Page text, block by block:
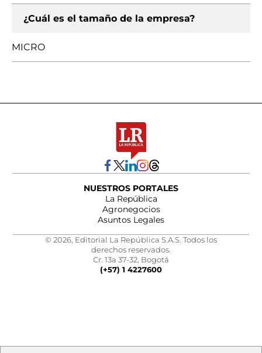
¿Cuál es el tamaño de la empresa?
MICRO
NUESTROS PORTALES
La República
Agronegocios
Asuntos Legales
© 2026, Editorial La República S.A.S. Todos los
derechos reservados.
Cr. 13a 37-32, Bogotá
(+57) 1 4227600